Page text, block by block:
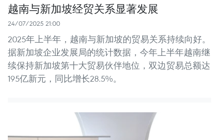
越南与新加坡经贸关系显著发展
24/07/2025 21:00
2025年上半年，越南与新加坡的贸易关系持续向好。
据新加坡企业发展局的统计数据，今年上半年越南继
续保持新加坡第十大贸易伙伴地位，双边贸易总额达
195亿新元，同比增长28.5%。